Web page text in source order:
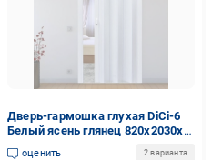
Дверь-гармошка глухая DiCi-6
Белый ясень глянец 820х2030х6
мм (101-1)
оценить 2 варианта